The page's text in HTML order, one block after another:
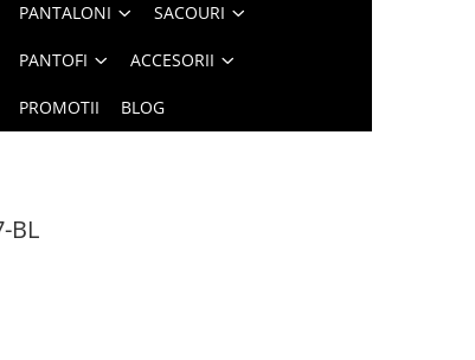
PANTALONI SACOURI
PANTOFI ACCESORII
PROMOTII BLOG
BL